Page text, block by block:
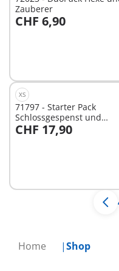
Home Shop
Zauberer
CHF 6,90
XS
71797 - Starter Pack
Schlossgespenst und
Ritter
CHF 17,90